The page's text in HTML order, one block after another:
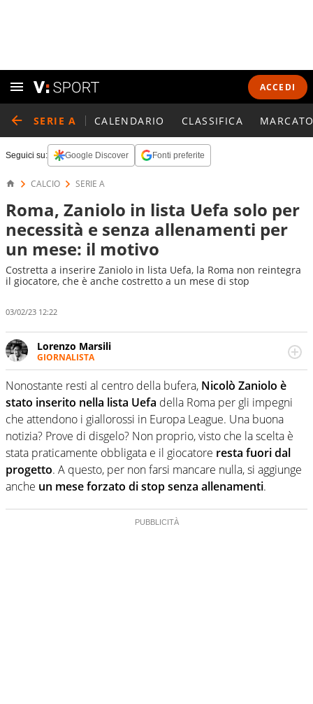
ACCEDI
SERIE A CALENDARIO CLASSIFICA
Seguici su: Google Discover Fonti preferite
CALCIO SERIE A
Roma, Zaniolo in lista Uefa solo per
necessità e senza allenamenti per
un mese: il motivo
Costretta a inserire Zaniolo in lista Uefa, la Roma non reintegra
il giocatore, che è anche costretto a un mese di stop
03/02/23 12:22
Lorenzo Marsili
GIORNALISTA
Giornalista pubblicista, redattore, divulgatore. E' una
delle anime video del sito: racconta in immagini un
evento e lo fa come pochi altri
Nonostante resti al centro della bufera, Nicolò Zaniolo è
stato inserito nella lista Uefa della Roma per gli impegni
che attendono i giallorossi in Europa League. Una buona
notizia? Prove di disgelo? Non proprio, visto che la scelta è
stata praticamente obbligata e il giocatore resta fuori dal
progetto. A questo, per non farsi mancare nulla, si aggiunge
anche un mese forzato di stop senza allenamenti.